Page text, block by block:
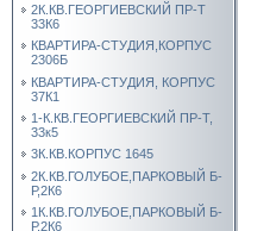
2К.КВ.ГЕОРГИЕВСКИЙ ПР-Т
33К6
КВАРТИРА-СТУДИЯ,КОРПУС
2306Б
КВАРТИРА-СТУДИЯ, КОРПУС
37К1
1-К.КВ.ГЕОРГИЕВСКИЙ ПР-Т,
33к5
3К.КВ.КОРПУС 1645
2К.КВ.ГОЛУБОЕ,ПАРКОВЫЙ Б-
Р,2К6
1К.КВ.ГОЛУБОЕ,ПАРКОВЫЙ Б-
Р,2К6